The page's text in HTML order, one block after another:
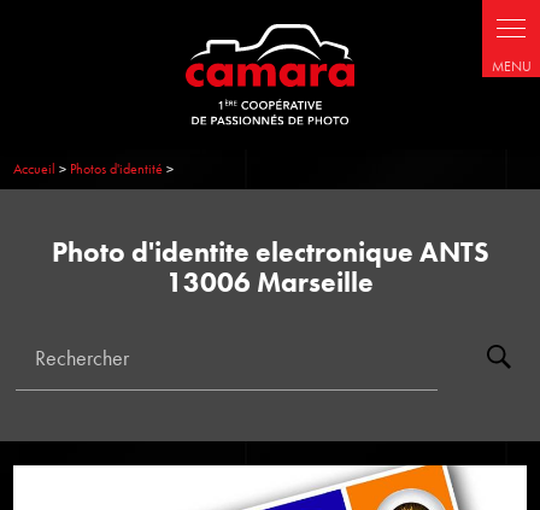
Accueil > Photos d'identité>
Photo d'identite electronique ANTS
13006 Marseille
Rechercher